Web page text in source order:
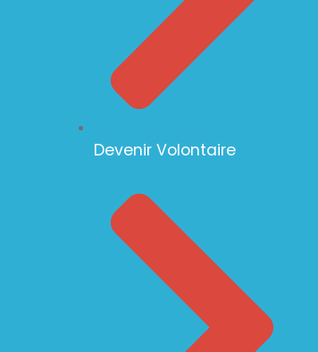
Devenir Volontaire